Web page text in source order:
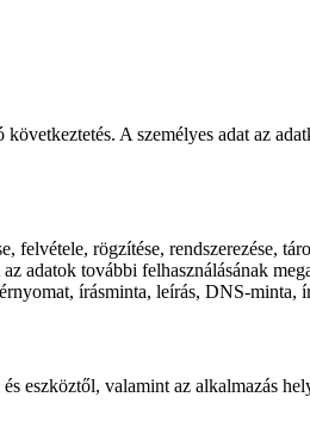
A személyes adat az
rögzítése, rendszerezése,
adatok további felhasználásának
írásminta, leírás, DNS-minta,
eszköztől, valamint az alkalmazás